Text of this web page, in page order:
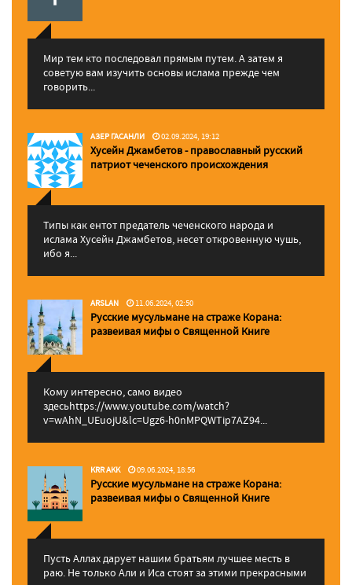
Мир тем кто последовал прямым путем. А затем я
советую вам изучить основы ислама прежде чем
говорить...
АЗЕР ГАСАНЛИ 02.09.2024, 19:12
Хусейн Джамбетов - православный русский
патриот чеченского происхождения
Типы как ентот предатель чеченского народа и
ислама Хусейн Джамбетов, несет откровенную чушь,
ибо я...
ARSLAN 11.06.2024, 02:50
Русские мусульмане на страже Корана:
pазвеивая мифы о Священной Книге
Кому интересно, само видео
здесьhttps://www.youtube.com/watch?
v=wAhN_UEuojU&lc=Ugz6-h0nMPQWTip7AZ94...
KRR AKK 09.06.2024, 18:56
Русские мусульмане на страже Корана:
pазвеивая мифы о Священной Книге
Пусть Аллах дарует нашим братьям лучшее месть в
раю. Не только Али и Иса стоят за этими прекрасными